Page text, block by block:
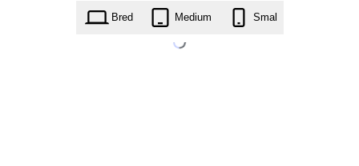
fooding.0.0.9.zip
Bred
Medium Smal